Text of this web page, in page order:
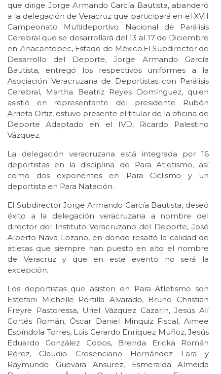
que dirige Jorge Armando García Bautista, abanderó
a la delegación de Veracruz que participará en el XVII
Campeonato Multideportivo Nacional de Parálisis
Cerebral que se desarrollará del 13 al 17 de Diciembre
en Zinacantepec, Estado de México.El Subdirector de
Desarrollo del Deporte, Jorge Armando García
Bautista, entregó los respectivos uniformes a la
Asociación Veracruzana de Deportistas con Parálisis
Cerebral, Martha Beatriz Reyes Domínguez, quien
asistió en representante del presidente Rubén
Arrieta Ortiz, estuvo presente el titular de la oficina de
Deporte Adaptado en el IVD, Ricardo Palestino
Vázquez.
La delegación veracruzana está integrada por 16
deportistas en la disciplina de Para Atletismo, así
como dos exponentes en Para Ciclismo y un
deportista en Para Natación.
El Subdirector Jorge Armando García Bautista, deseó
éxito a la delegación veracruzana a nombre del
director del Instituto Veracruzano del Deporte, José
Alberto Nava Lozano, en donde resaltó la calidad de
atletas que siempre han puesto en alto el nombre
de Veracruz y que en este evento no será la
excepción.
Los deportistas que asisten en Para Atletismo son
Estefani Michelle Portilla Alvarado, Bruno Christian
Freyre Pastoressa, Uriel Vázquez Cazarín, Jesús Alí
Cortés Román, Óscar Daniel Minquiz Fiscal, Aimee
Espíndola Torres, Luis Gerardo Enríquez Muñoz, Jesús
Eduardo González Cobos, Brenda Ericka Román
Pérez, Claudio Cresenciano Hernández Lara y
Raymundo Guevara Ansurez, Esmeralda Almeida